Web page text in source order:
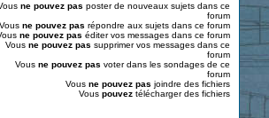
ne pouvez pas poster de nouveaux sujets dans ce
forum
Vous ne pouvez pas répondre aux sujets dans ce forum
ne pouvez pas éditer vos messages dans ce forum
Vous ne pouvez pas supprimer vos messages dans ce
forum
Vous ne pouvez pas voter dans les sondages de ce
forum
Vous ne pouvez pas joindre des fichiers
Vous pouvez télécharger des fichiers